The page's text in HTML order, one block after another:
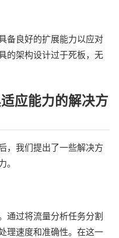
备良好的扩展能力以应对
的架构设计过于死板，无
应能力的解决方
，我们提出了一些解决方
通过将流量分析任务分割
理速度和准确性。在这一